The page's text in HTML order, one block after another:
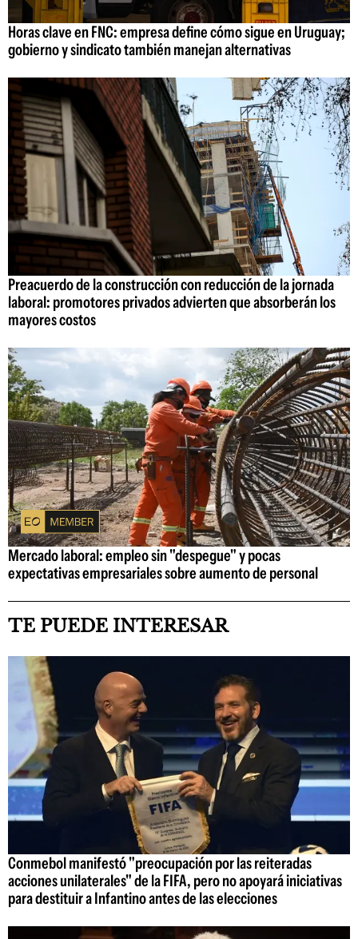
Horas clave en FNC: empresa define cómo sigue en Uruguay;
gobierno y sindicato también manejan alternativas
Preacuerdo de la construcción con reducción de la jornada
laboral: promotores privados advierten que absorberán los
mayores costos
Mercado laboral: empleo sin "despegue" y pocas
expectativas empresariales sobre aumento de personal
TE PUEDE INTERESAR
Conmebol manifestó "preocupación por las reiteradas
acciones unilaterales" de la FIFA, pero no apoyará iniciativas
para destituir a Infantino antes de las elecciones